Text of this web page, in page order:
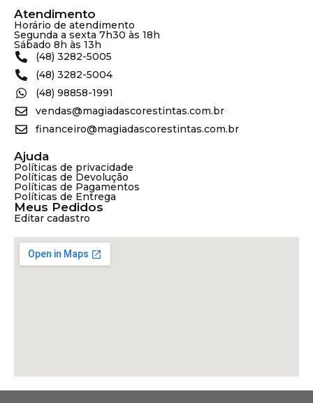
Atendimento
Horário de atendimento
Segunda a sexta 7h30 às 18h
Sábado 8h às 13h
(48) 3282-5005
(48) 3282-5004
(48) 98858-1991
vendas@magiadascorestintas.com.br
financeiro@magiadascorestintas.com.br
Ajuda
Políticas de privacidade
Políticas de Devolução
Políticas de Pagamentos
Políticas de Entrega
Meus Pedidos
Editar cadastro